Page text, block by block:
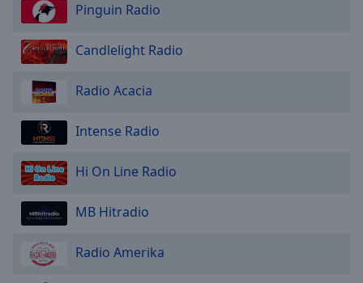
Pinguin Radio
Candlelight Radio
Radio Acacia
Intense Radio
Hi On Line Radio
MB Hitradio
Radio Amerika